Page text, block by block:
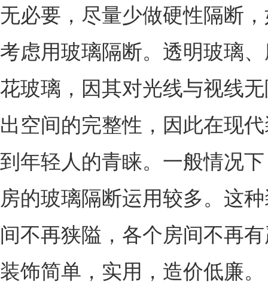
无必要，尽量少做硬性隔断
考虑用玻璃隔断。透明玻璃
花玻璃，因其对光线与视线
出空间的完整性，因此在现
到年轻人的青睐。一般情况
房的玻璃隔断运用较多。这
间不再狭隘，各个房间不再
装饰简单，实用，造价低廉。